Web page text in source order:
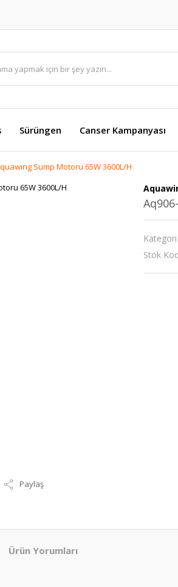
Sürüngen Canser Kampanyası
Sump Motoru 65W 3600L/H
Paylaş
Kategori
Stok
Ürün Yorumları